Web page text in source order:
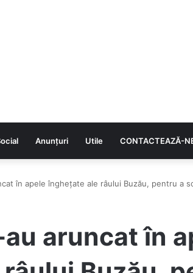
Anunțuri Utile CONTACTEAZĂ-
în apele înghețate ale râului Buzău, pentru a
aruncat în